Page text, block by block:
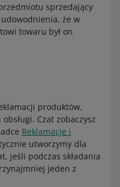
sprzedający
że w
towaru był on
produktów,
Czat zobaczysz
Reklamacje i
utworzymy dla
jeśli podczas składania
jeden z